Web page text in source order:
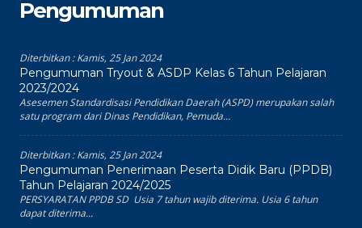
Pengumuman
Diterbitkan :Kamis, 25 Jan 2024
Pengumuman Tryout & ASDP Kelas 6 Tahun Pelajaran
2023/2024
Asesemen Standardisasi Pendidikan Daerah (ASPD) merupakan salah
satu program dari Dinas Pendidikan, Pemuda...
Diterbitkan :Kamis, 25 Jan 2024
Pengumuman Penerimaan Peserta Didik Baru (PPDB)
Tahun Pelajaran 2024/2025
PERSYARATAN PPDB SD Usia 7 tahun wajib diterima. Usia 6 tahun
dapat diterima...